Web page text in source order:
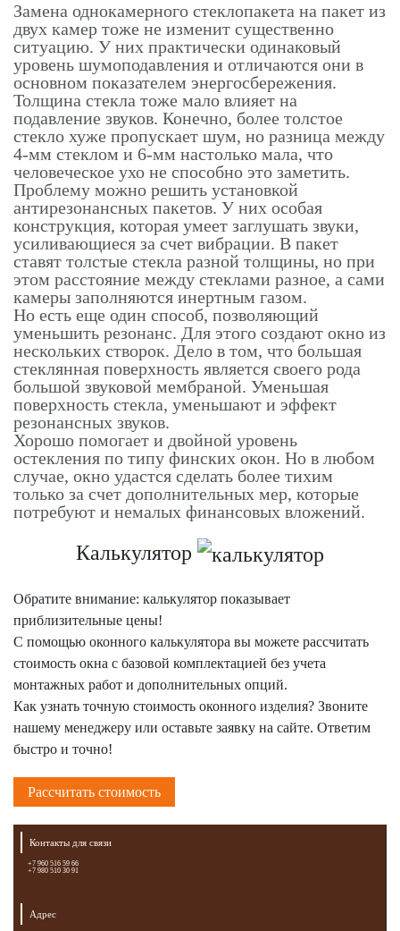
Замена однокамерного стеклопакета на пакет из
двух камер тоже не изменит существенно
ситуацию. У них практически одинаковый
уровень шумоподавления и отличаются они в
основном показателем энергосбережения.
Толщина стекла тоже мало влияет на
подавление звуков. Конечно, более толстое
стекло хуже пропускает шум, но разница между
4-мм стеклом и 6-мм настолько мала, что
человеческое ухо не способно это заметить.
Проблему можно решить установкой
антирезонансных пакетов. У них особая
конструкция, которая умеет заглушать звуки,
усиливающиеся за счет вибрации. В пакет
ставят толстые стекла разной толщины, но при
этом расстояние между стеклами разное, а сами
камеры заполняются инертным газом.
Но есть еще один способ, позволяющий
уменьшить резонанс. Для этого создают окно из
нескольких створок. Дело в том, что большая
стеклянная поверхность является своего рода
большой звуковой мембраной. Уменьшая
поверхность стекла, уменьшают и эффект
резонансных звуков.
Хорошо помогает и двойной уровень
остекления по типу финских окон. Но в любом
случае, окно удастся сделать более тихим
только за счет дополнительных мер, которые
потребуют и немалых финансовых вложений.
Калькулятор
Обратите внимание: калькулятор показывает
приблизительные цены!
С помощью оконного калькулятора вы можете рассчитать
стоимость окна с базовой комплектацией без учета
монтажных работ и дополнительных опций.
Как узнать точную стоимость оконного изделия? Звоните
нашему менеджеру или оставьте заявку на сайте. Ответим
быстро и точно!
Рассчитать стоимость
Контакты для связи
+7 960 516 59 66
+7 980 510 30 91
Адрес